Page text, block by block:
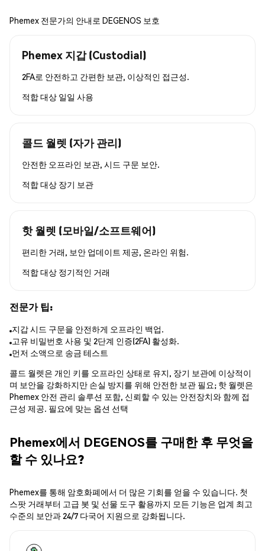
Phemex 전문가의 안내로 DEGENOS 보호
Phemex 지갑 (Custodial)
2FA로 안전하고 간편한 보관, 이상적인 접근성.
적합 대상 일일 사용
콜드 월렛 (자가 관리)
안전한 오프라인 보관, 시드 구문 보안.
적합 대상 장기 보관
핫 월렛 (모바일/소프트웨어)
편리한 거래, 보안 업데이트 제공, 온라인 위험.
적합 대상 정기적인 거래
전문가 팁:
지갑 시드 구문을 안전하게 오프라인 백업.
고유 비밀번호 사용 및 2단계 인증(2FA) 활성화.
먼저 소액으로 송금 테스트
콜드 월렛은 개인 키를 오프라인 상태로 유지, 장기 보관에 이상적이
며 보안을 강화하지만 손실 방지를 위해 안전한 보관 필요; 핫 월렛은
Phemex 안전 관리 솔루션 포함, 신뢰할 수 있는 안전장치와 함께 접
근성 제공. 필요에 맞는 옵션 선택
Phemex에서 DEGENOS를 구매한 후 무엇을
할 수 있나요?
Phemex를 통해 암호화폐에서 더 많은 기회를 얻을 수 있습니다. 첫
스팟 거래부터 고급 봇 및 선물 도구 활용까지 모든 기능은 업계 최고
수준의 보안과 24/7 다국어 지원으로 강화됩니다.